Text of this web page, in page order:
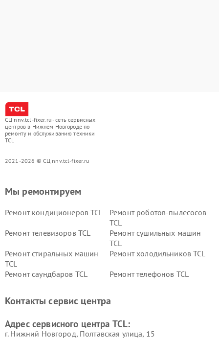
СЦ nnv.tcl-fixer.ru - сеть сервисных
центров в Нижнем Новгороде по
ремонту и обслуживанию техники
TCL
2021-2026 © СЦ nnv.tcl-fixer.ru
Мы ремонтируем
Ремонт кондиционеров TCL
Ремонт роботов-пылесосов
TCL
Ремонт телевизоров TCL
Ремонт сушильных машин
TCL
Ремонт стиральных машин
TCL
Ремонт холодильников TCL
Ремонт саундбаров TCL Ремонт телефонов TCL
Контакты сервис центра
Адрес сервисного центра TCL:
г. Нижний Новгород, Полтавская улица, 15